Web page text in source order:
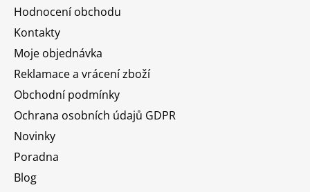
Hodnocení obchodu
Kontakty
Moje objednávka
Reklamace a vrácení zboží
Obchodní podmínky
Ochrana osobních údajů GDPR
Novinky
Poradna
Blog